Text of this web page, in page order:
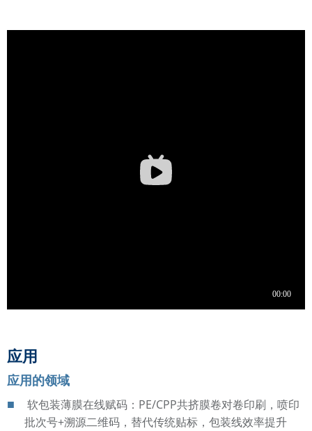
应用
应用的领域
软包装薄膜在线赋码：PE/CPP共挤膜卷对卷印刷，喷印
批次号+溯源二维码，替代传统贴标，包装线效率提升